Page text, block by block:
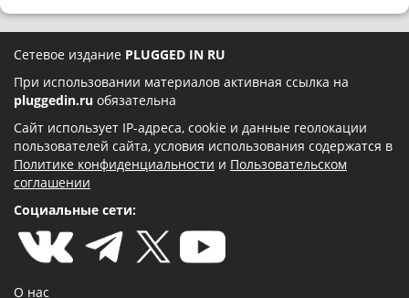
Сетевое издание PLUGGED IN RU
При использовании материалов активная ссылка на
pluggedin.ru обязательна
Сайт использует IP-адреса, cookie и данные геолокации
пользователей сайта, условия использования содержатся в
Политике конфиденциальности и Пользовательском
соглашении
Социальные сети:
О нас